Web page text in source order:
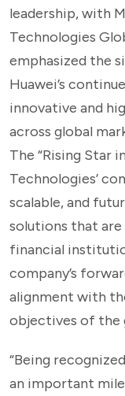
leadership, with
Technologies
emphasized the
Huawei’s
innovative and
across global
The “Rising Star
Technologies’
scalable, and
solutions that
financial
company’s
alignment with
objectives of the
“Being
an important